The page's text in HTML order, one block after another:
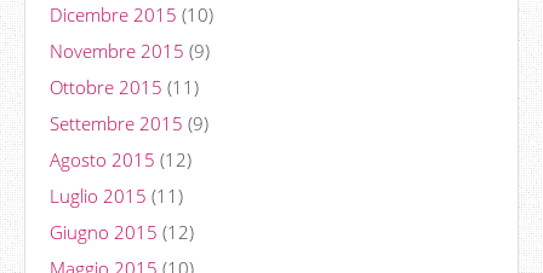
Dicembre 2015 (10)
Novembre 2015 (9)
Ottobre 2015 (11)
Settembre 2015 (9)
Agosto 2015 (12)
Luglio 2015 (11)
Giugno 2015 (12)
Maggio 2015 (10)